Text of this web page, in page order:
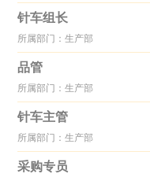
针车组长
所属部门：生产部
品管
所属部门：生产部
针车主管
所属部门：生产部
采购专员